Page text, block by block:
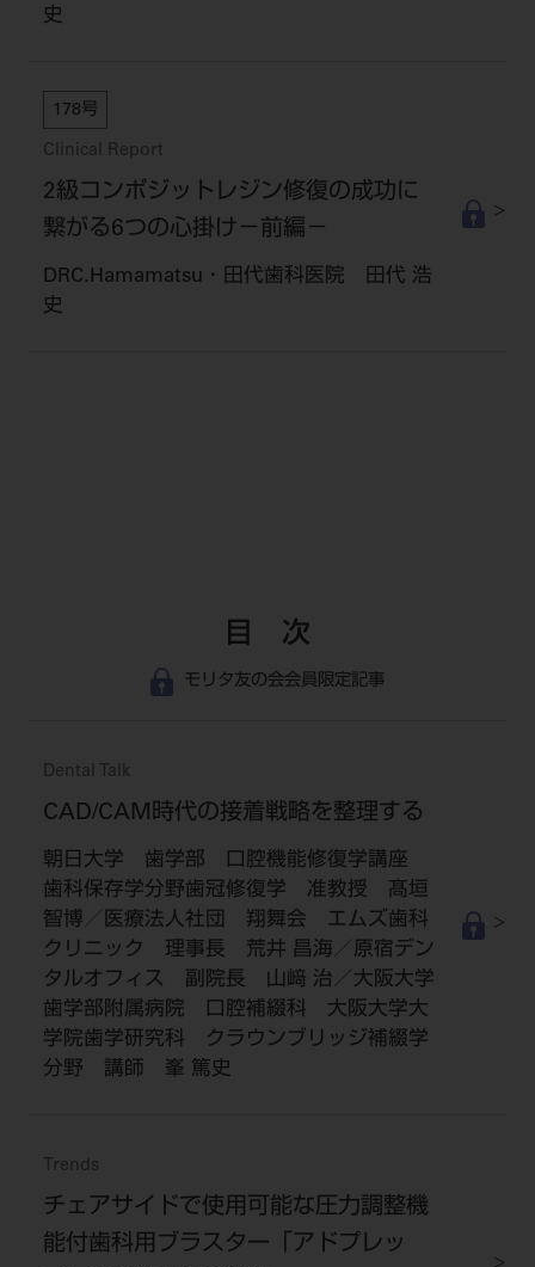
史
178号
Clinical Report
2級コンポジットレジン修復の成功に
繋がる6つの心掛け－前編－
DRC.Hamamatsu・田代歯科医院 田代 浩
史
目 次
モリタ友の会会員限定記事
Dental Talk
CAD/CAM時代の接着戦略を整理する
朝日大学 歯学部 口腔機能修復学講座
歯科保存学分野歯冠修復学 准教授 髙垣
智博／医療法人社団 翔舞会 エムズ歯科
クリニック 理事長 荒井 昌海／原宿デン
タルオフィス 副院長 山﨑 治／大阪大学
歯学部附属病院 口腔補綴科 大阪大学大
学院歯学研究科 クラウンブリッジ補綴学
分野 講師 峯 篤史
Trends
チェアサイドで使用可能な圧力調整機
能付歯科用ブラスター「アドプレッ